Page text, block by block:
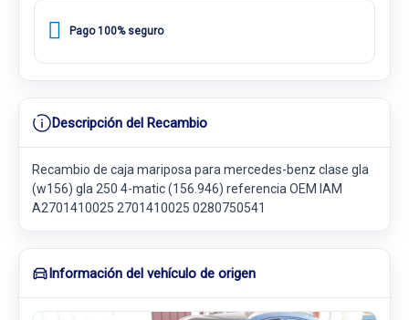
Pago 100% seguro
Descripción del Recambio
Recambio de caja mariposa para mercedes-benz clase gla
(w156) gla 250 4-matic (156.946) referencia OEM IAM
A2701410025 2701410025 0280750541
Información del vehículo de origen